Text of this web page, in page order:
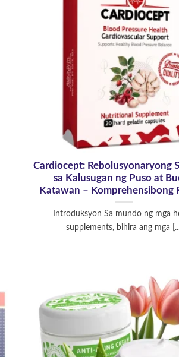
Cardiocept: Rebolusyonaryong
sa Kalusugan ng Puso at
Katawan – Komprehensibong
Introduksyon Sa mundo ng mga
supplements, bihira ang mga